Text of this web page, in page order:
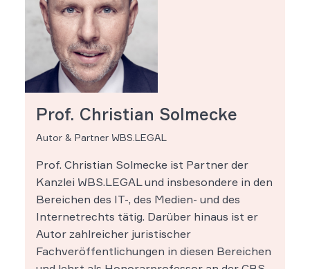
Prof. Christian Solmecke
Autor & Partner WBS.LEGAL
Prof. Christian Solmecke ist Partner der
Kanzlei WBS.LEGAL und insbesondere in den
Bereichen des IT-, des Medien- und des
Internetrechts tätig. Darüber hinaus ist er
Autor zahlreicher juristischer
Fachveröffentlichungen in diesen Bereichen